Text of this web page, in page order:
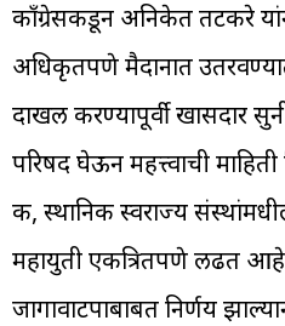
काँग्रेसकडून अनिकेत तटकरे
अधिकृतपणे मैदानात
दाखल करण्यापूर्वी खासदार
परिषद घेऊन महत्त्वाची
की, स्थानिक स्वराज्य
महायुती एकत्रितपणे लढत
जागावाटपाबाबत निर्णय